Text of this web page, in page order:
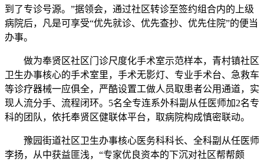
到了专诊号源。”据领会，通过社区转诊至签约组合内的上级
病院后，凡是可享受“优先就诊、优先查抄、优先住院”的便当
办事。
做为奉贤区社区门诊尺度化手术室示范样本，青村镇社区
卫生办事核心的手术室里，手术无影灯、专业手术台、急救车
等诊疗器械一应俱全，严酷设置工做人员取患者公用通道，实
现人流分手、流程闭环。5名全专连系外科副从任医师加2名专
科的团队，依托奉贤区健联体平台，取病院构成慎密联动。
豫园街道社区卫生办事核心医务科科长、全科副从任医师
李扬，从中获益匪浅，“专家优良资本的下沉对社区帮帮颇